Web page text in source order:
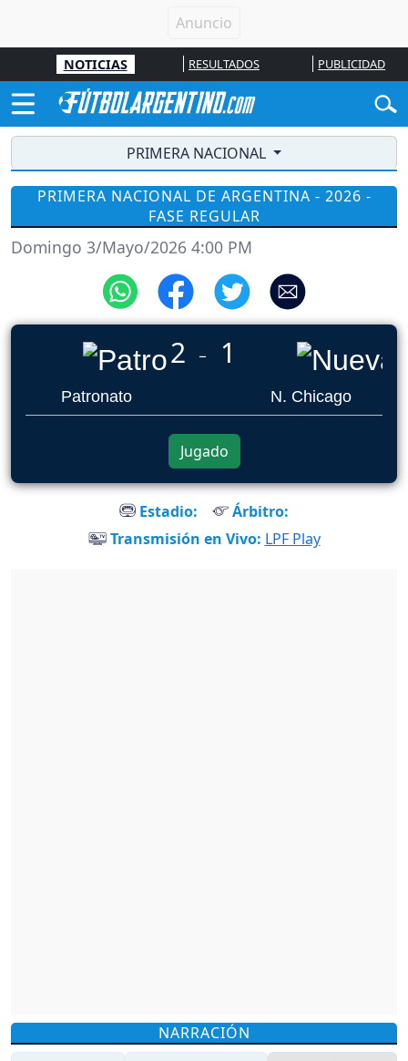
NOTICIAS RESULTADOS PUBLICIDAD
PRIMERA NACIONAL
PRIMERA NACIONAL DE ARGENTINA - 2026 -
FASE REGULAR
Domingo 3/Mayo/2026 4:00 PM
Patronato
2 _ 1
N. Chicago
Jugado
Estadio:
Árbitro:
Transmisión en Vivo: LPF Play
NARRACIÓN